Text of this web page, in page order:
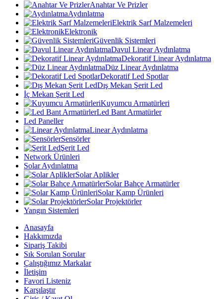
Anahtar Ve Prizler
Aydınlatma
Elektrik Sarf Malzemeleri
Elektronik
Güvenlik Sistemleri
Davul Linear Aydınlatma
Dekoratif Linear Aydınlatma
Düz Linear Aydınlatma
Dekoratif Led Spotlar
Dış Mekan Şerit Led
İç Mekan Şerit Led
Kuyumcu Armatürleri
Led Bant Armatürler
Led Paneller
Linear Aydınlatma
Sensörler
Şerit Led
Network Ürünleri
Solar Aydınlatma
Solar Aplikler
Solar Bahçe Armatürler
Solar Kamp Ürünleri
Solar Projektörler
Yangın Sistemleri
Anasayfa
Hakkımızda
Sipariş Takibi
Sık Sorulan Sorular
Çalıştığımız Markalar
İletişim
Favori Listeniz
Karşılaştır